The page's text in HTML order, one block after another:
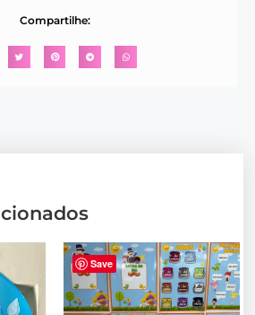
Compartilhe:
Save